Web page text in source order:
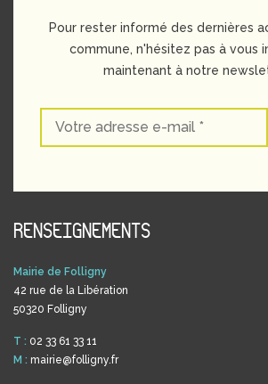
Pour rester informé des dernières
commune, n'hésitez pas à vous
maintenant à notre
RENSEIGNEMENTS
Mairie de Folligny
42 rue de la Libération
50320 Folligny
T : 02 33 61 33 11
M : mairie@folligny.fr